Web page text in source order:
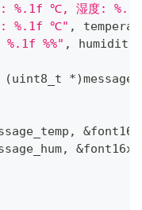
: %.1f ℃, 湿度:
: %.1f ℃" ,
%%" , humidity
(uint8_t *)
, &
, &